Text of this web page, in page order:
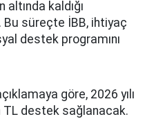
altında kaldığı
süreçte İBB, ihtiyaç
destek programını
göre, 2026 yılı
TL destek sağlanacak.